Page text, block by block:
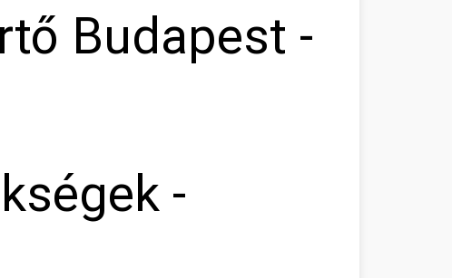
Budapest -
-